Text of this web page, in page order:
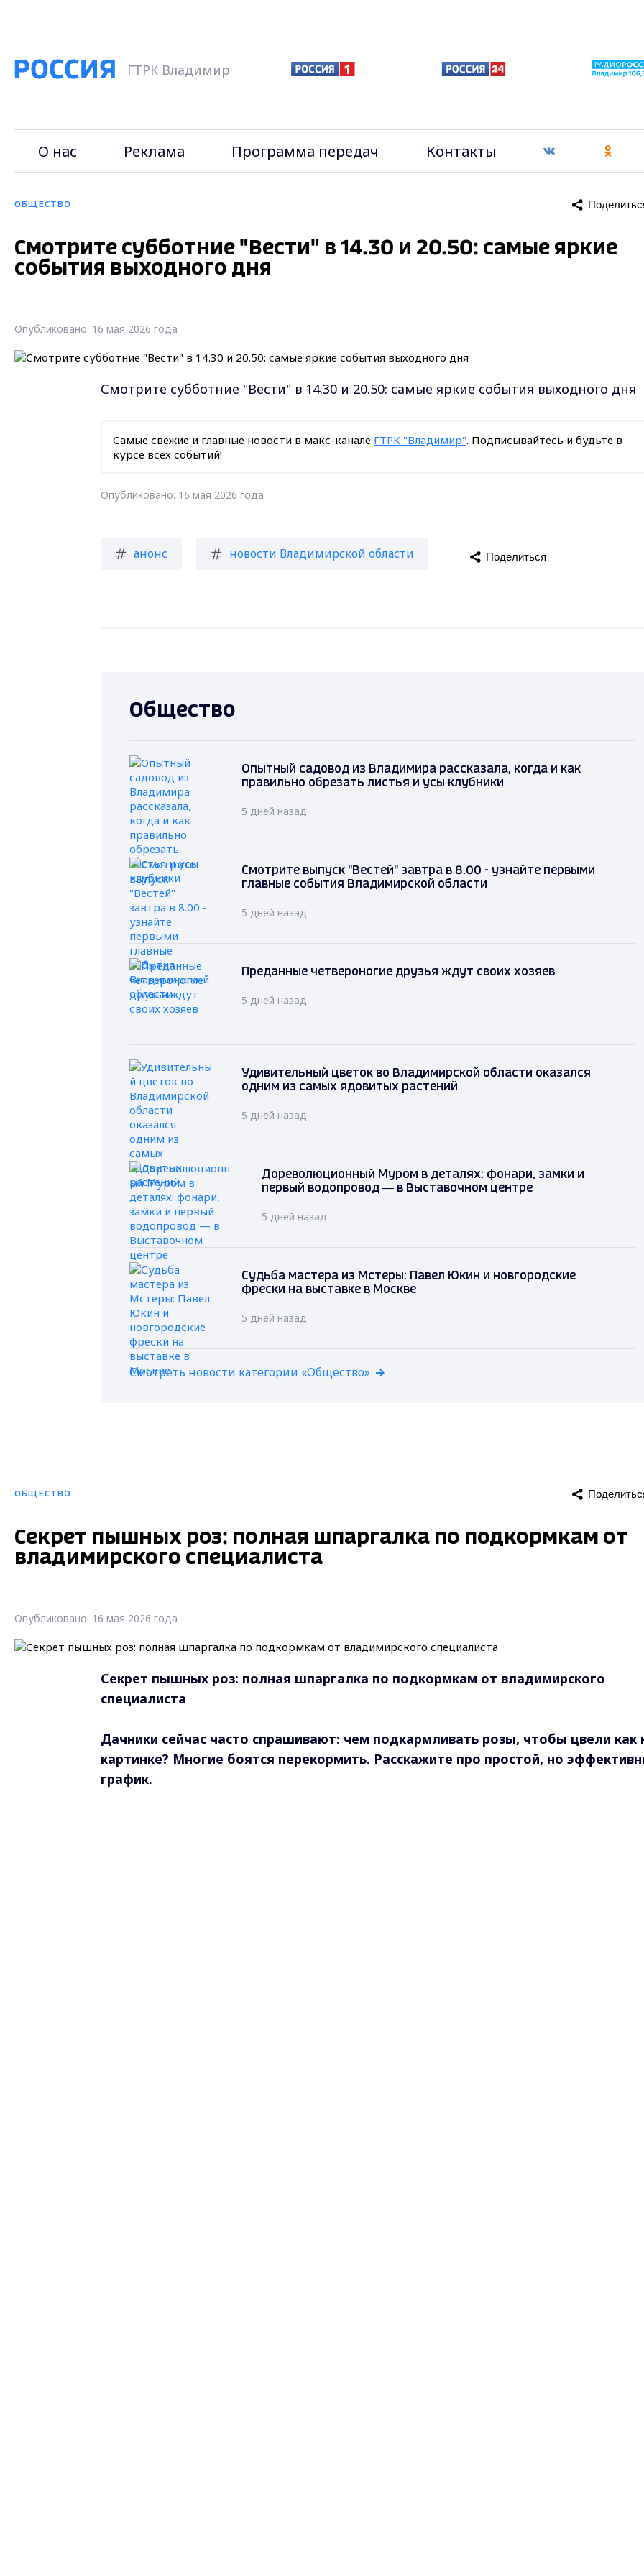
ГТРК Владимир
О нас Реклама Программа передач Контакты
ОБЩЕСТВО
Смотрите субботние "Вести" в 14.30 и 20.50: самые яркие
события выходного дня
Опубликовано: 16 мая 2026 года
Смотрите субботние "Вести" в 14.30 и 20.50: самые яркие события выходного дня
Самые свежие и главные новости в макс-канале ГТРК "Владимир". Подписывайтесь и будьте в
курсе всех событий!
Опубликовано: 16 мая 2026 года
анонс новости Владимирской области Поделиться
Общество
Опытный садовод из Владимира рассказала, когда и как
правильно обрезать листья и усы клубники
5 дней назад
Смотрите выпуск "Вестей" завтра в 8.00 - узнайте первыми
главные события Владимирской области
5 дней назад
Преданные четвероногие друзья ждут своих хозяев
5 дней назад
Удивительный цветок во Владимирской области оказался
одним из самых ядовитых растений
5 дней назад
Дореволюционный Муром в деталях: фонари, замки и
первый водопровод — в Выставочном центре
5 дней назад
Судьба мастера из Мстеры: Павел Юкин и новгородские
фрески на выставке в Москве
5 дней назад
Смотреть новости категории «Общество»
ОБЩЕСТВО
Секрет пышных роз: полная шпаргалка по подкормкам от
владимирского специалиста
Опубликовано: 16 мая 2026 года
Секрет пышных роз: полная шпаргалка по подкормкам от владимирского
специалиста
Дачники сейчас часто спрашивают: чем подкармливать розы, чтобы цвели как
картинке? Многие боятся перекормить. Расскажите про простой, но
график.